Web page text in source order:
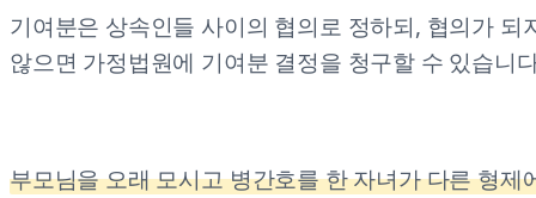
기여분은 상속인들 사이의 협의로 정하되, 협의가 되
않으면 가정법원에 기여분 결정을 청구할 수 있습니
부모님을 오래 모시고 병간호를 한 자녀가 다른 형제